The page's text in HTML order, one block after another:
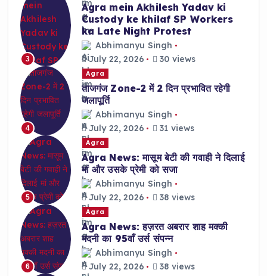
3
Agra mein Akhilesh Yadav ki
Custody ke khilaf SP Workers
ka Late Night Protest
Abhimanyu Singh
July 22, 2026
30 views
4
Agra
ताजगंज Zone-2 में 2 दिन प्रभावित रहेगी
जलापूर्ति
Abhimanyu Singh
July 22, 2026
31 views
5
Agra
Agra News: मासूम बेटी की गवाही ने दिलाई
मां और उसके प्रेमी को सजा
Abhimanyu Singh
July 22, 2026
38 views
6
Agra
Agra News: हज़रत अबरार शाह मक्की
मदनी का 95वाँ उर्स संपन्न
Abhimanyu Singh
July 22, 2026
38 views